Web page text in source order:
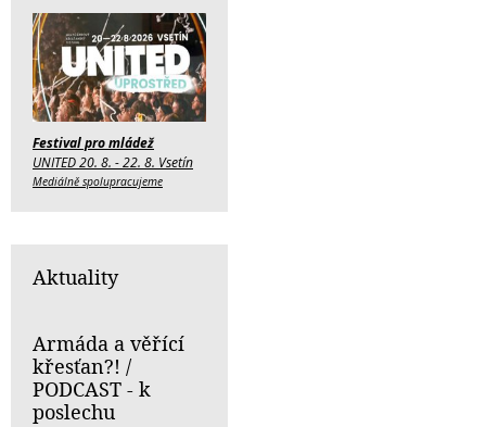
Festival pro mládež
UNITED 20. 8. - 22. 8. Vsetín
Mediálně spolupracujeme
Aktuality
Armáda a věřící
křesťan?! /
PODCAST - k
poslechu